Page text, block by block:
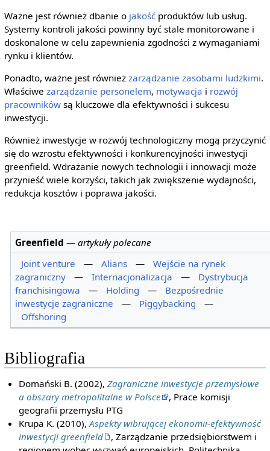
Ważne jest również dbanie o jakośćproduktów lub usług.
Systemy kontroli jakości powinny być stale monitorowane i
doskonalone w celu zapewnienia zgodności z wymaganiami
rynku i klientów.
Ponadto, ważne jest również zarządzanie zasobami ludzkimi.
Właściwe zarządzanie personelem, motywacja i rozwój
pracownikówsą kluczowe dla efektywności i sukcesu
inwestycji.
Również inwestycje w rozwój technologiczny mogą przyczynić
się do wzrostu efektywności i konkurencyjności inwestycji
greenfield. Wdrażanie nowych technologii i innowacji może
przynieść wiele korzyści, takich jak zwiększenie wydajności,
redukcja kosztów i poprawa jakości.
Greenfield —artykuły polecane
Joint venture
— Alians —
Wejście na rynek
zagraniczny
— Internacjonalizacja —
Dystrybucja
franchisingowa
— Holding —
Bezpośrednie
inwestycje zagraniczne
— Piggybacking
—
Offshoring
Bibliografia
Domański B. (2002),Zagraniczne inwestycje przemysłowe
a obszary metropolitalne w Polsce
, Prace komisji
geografii przemysłu PTG
Krupa K. (2010),Aspekty wibrującej ekonomii-efektywność
inwestycji greenfield
, Zarządzanie przedsiębiorstwem i